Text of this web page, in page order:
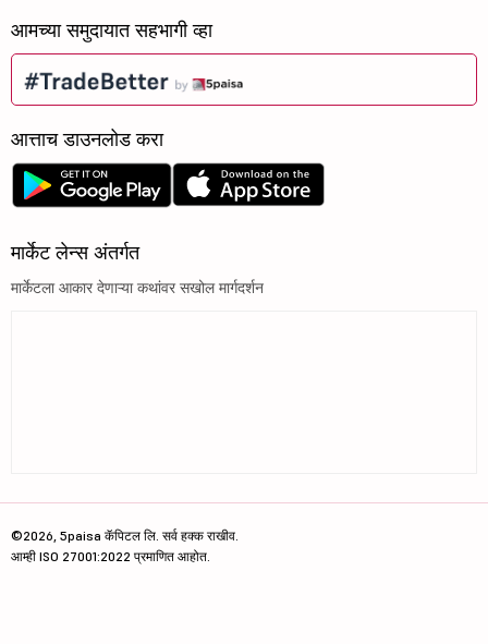
आमच्या समुदायात सहभागी व्हा
आत्ताच डाउनलोड करा
मार्केट लेन्स अंतर्गत
मार्केटला आकार देणाऱ्या कथांवर सखोल मार्गदर्शन
©2026, 5paisa कॅपिटल लि. सर्व हक्क राखीव.
आम्ही ISO 27001:2022 प्रमाणित आहोत.